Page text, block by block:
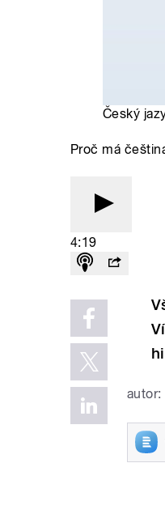
Český
Proč má
4:19
autor: